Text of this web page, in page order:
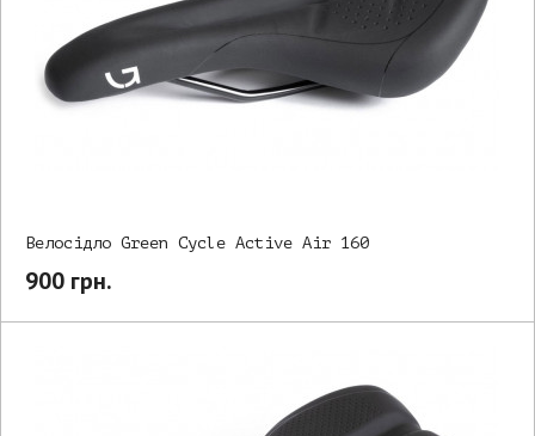
Велосідло Green Cycle Active Air 160
900 грн.